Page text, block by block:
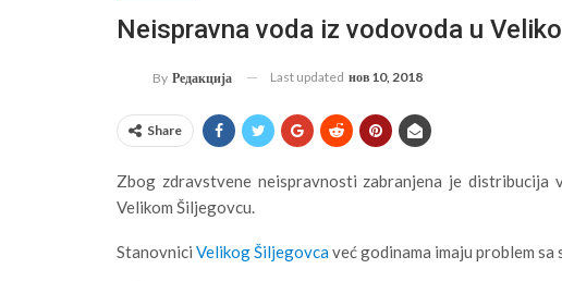
Neispravna voda iz vodovoda u
By Редакција Last updated нов 10, 2018
Share
Zbog zdravstvene neispravnosti zabranjena je distribucija
Velikom Šiljegovcu.
Stanovnici Velikog Šiljegovcaveć godinama imaju problem